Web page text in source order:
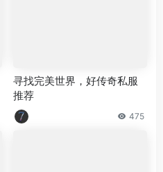
寻找完美世界，好传奇私服
推荐
475